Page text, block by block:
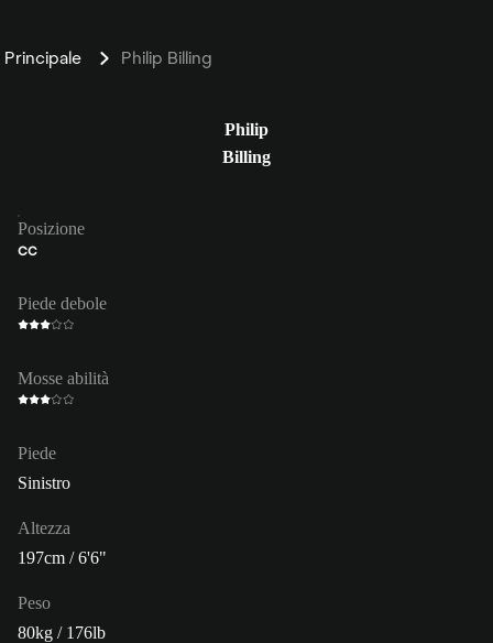
Principale Philip Billing
Philip
Billing
Posizione
CC
Piede debole
Mosse abilità
Piede
Sinistro
Altezza
197cm / 6'6"
Peso
80kg / 176lb